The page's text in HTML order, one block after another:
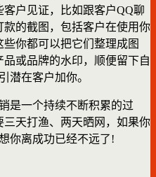
户见证，比如跟客户QQ聊
的截图，包括客户在使用你
你都可以把它们整理成图
或品牌的水印，顺便留下自
潜在客户加你。
是一个持续不断积累的过
天打渔、两天晒网，如果你
你离成功已经不远了!